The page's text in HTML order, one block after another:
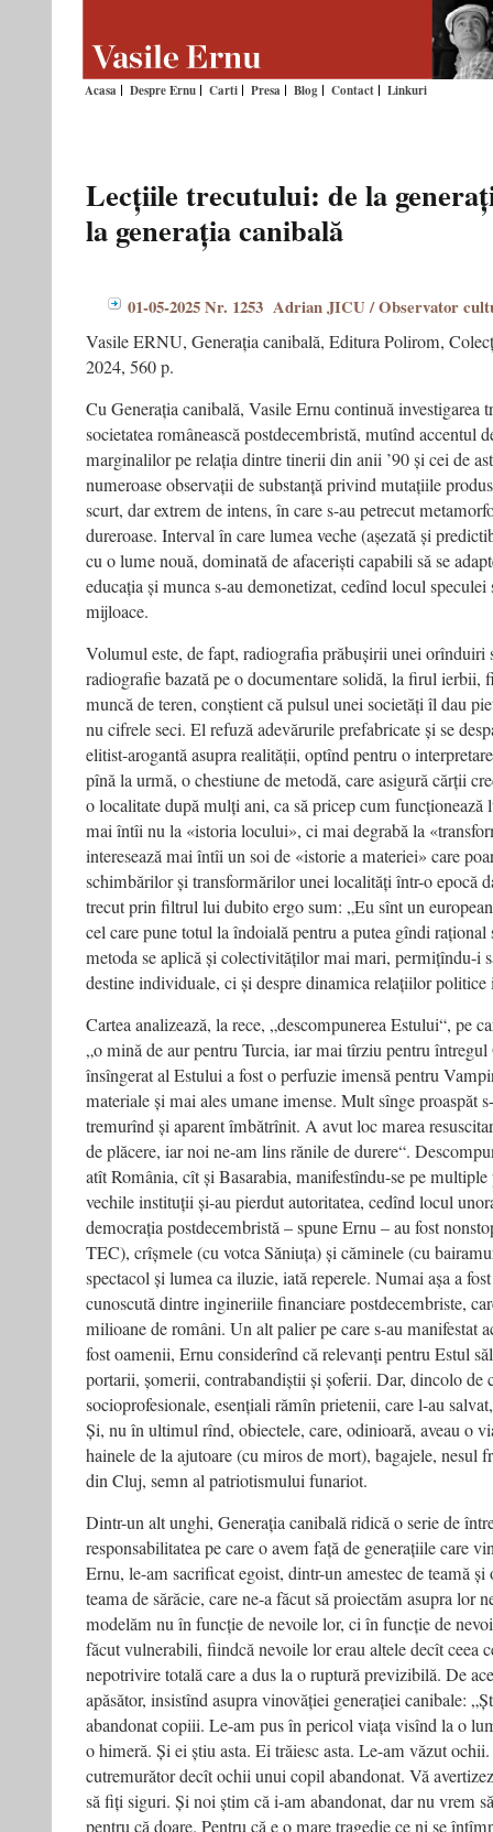
Acasa Despre Ernu Carti Presa Blog Contact Linkuri
Lecțiile trecutului: de la
la generația canibală
01-05-2025 Nr. 1253 Adrian JICU / Observator
Vasile ERNU, Generația canibală, Editura Polirom,
2024, 560 p.
Cu Generația canibală, Vasile Ernu continuă investigarea
societatea românească postdecembristă, mutînd accentul
marginalilor pe relația dintre tinerii din anii ’90 și cei de
numeroase observații de substanță privind mutațiile
scurt, dar extrem de intens, în care s-au petrecut
dureroase. Interval în care lumea veche (așezată și
cu o lume nouă, dominată de afaceriști capabili să se
educația și munca s-au demonetizat, cedînd locul
mijloace.
Volumul este, de fapt, radiografia prăbușirii unei orînduiri
radiografie bazată pe o documentare solidă, la firul ierbii,
muncă de teren, conștient că pulsul unei societăți îl dau
nu cifrele seci. El refuză adevărurile prefabricate și se
elitist-arogantă asupra realității, optînd pentru o
pînă la urmă, o chestiune de metodă, care asigură cărții
o localitate după mulți ani, ca să pricep cum
mai întîi nu la «istoria locului», ci mai degrabă la
interesează mai întîi un soi de «istorie a materiei» care
schimbărilor și transformărilor unei localități într-o epocă
trecut prin filtrul lui dubito ergo sum: „Eu sînt un
cel care pune totul la îndoială pentru a putea gîndi rațional
metoda se aplică și colectivităților mai mari, permițîndu-i
destine individuale, ci și despre dinamica relațiilor politice
Cartea analizează, la rece, „descompunerea Estului“, pe
„o mină de aur pentru Turcia, iar mai tîrziu pentru
însîngerat al Estului a fost o perfuzie imensă pentru
materiale și mai ales umane imense. Mult sînge proaspăt
tremurînd și aparent îmbătrînit. A avut loc marea
de plăcere, iar noi ne-am lins rănile de durere“.
atît România, cît și Basarabia, manifestîndu-se pe
vechile instituții și-au pierdut autoritatea, cedînd locul
democrația postdecembristă – spune Ernu – au fost
TEC), crîșmele (cu votca Săniuța) și căminele (cu
spectacol și lumea ca iluzie, iată reperele. Numai așa a
cunoscută dintre ingineriile financiare postdecembriste,
milioane de români. Un alt palier pe care s-au manifestat
fost oamenii, Ernu considerînd că relevanți pentru Estul
portarii, șomerii, contrabandiștii și șoferii. Dar, dincolo de
socioprofesionale, esențiali rămîn prietenii, care l-au
Și, nu în ultimul rînd, obiectele, care, odinioară, aveau o
hainele de la ajutoare (cu miros de mort), bagajele, nesul
din Cluj, semn al patriotismului funariot.
Dintr-un alt unghi, Generația canibală ridică o serie de
responsabilitatea pe care o avem față de generațiile care
Ernu, le-am sacrificat egoist, dintr-un amestec de teamă
teama de sărăcie, care ne-a făcut să proiectăm asupra lor
modelăm nu în funcție de nevoile lor, ci în funcție de
făcut vulnerabili, fiindcă nevoile lor erau altele decît ceea
nepotrivire totală care a dus la o ruptură previzibilă. De
apăsător, insistînd asupra vinovăției generației canibale:
abandonat copiii. Le-am pus în pericol viața visînd la o
o himeră. Și ei știu asta. Ei trăiesc asta. Le-am văzut
cutremurător decît ochii unui copil abandonat. Vă
să fiți siguri. Și noi știm că i-am abandonat, dar nu vrem
pentru că doare. Pentru că e o mare tragedie ce ni se